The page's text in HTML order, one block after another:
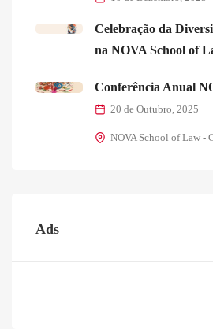
Celebração da
na NOVA School of
Conferência Anual
20 de Outubro, 2025
NOVA School of Law -
Ads